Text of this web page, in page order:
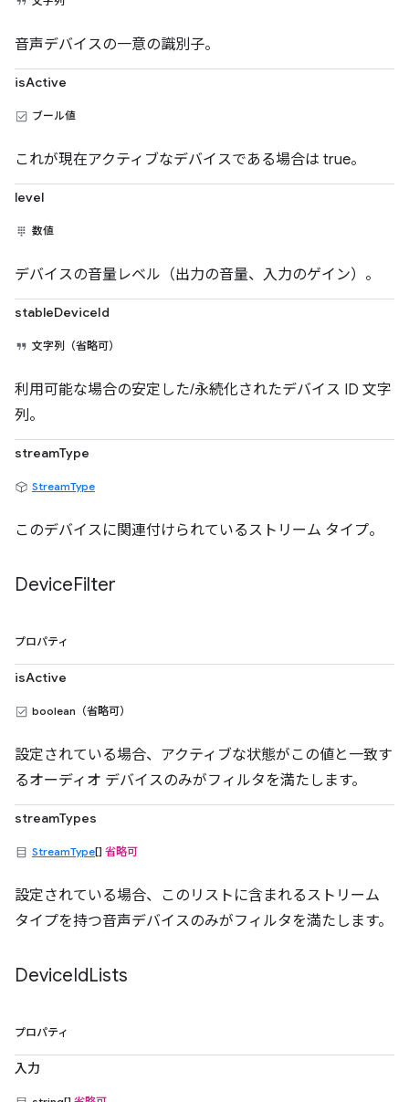
音声デバイスの一意の識別子。
isActive
ブール値
これが現在アクティブなデバイスである場合は true。
level
数値
デバイスの音量レベル（出力の音量、入力のゲイン）。
stableDeviceId
文字列（省略可）
利用可能な場合の安定した/永続化されたデバイス ID 文字
列。
streamType
StreamType
このデバイスに関連付けられているストリーム タイプ。
DeviceFilter
プロパティ
isActive
boolean（省略可）
設定されている場合、アクティブな状態がこの値と一致す
るオーディオ デバイスのみがフィルタを満たします。
streamTypes
StreamType[] 省略可
設定されている場合、このリストに含まれるストリーム
タイプを持つ音声デバイスのみがフィルタを満たします。
DeviceIdLists
プロパティ
入力